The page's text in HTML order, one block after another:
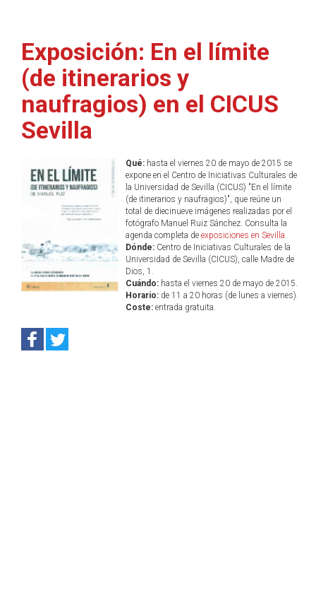
Exposición: En el límite
(de itinerarios y
naufragios) en el CICUS
Sevilla
Qué:hasta el viernes 20 de mayo de 2015 se
expone en el Centro de Iniciativas Culturales de
la Universidad de Sevilla (CICUS) "En el límite
(de itinerarios y naufragios)", que reúne un
total de diecinueve imágenes realizadas por el
fotógrafo Manuel Ruiz Sánchez. Consulta la
agenda completa de exposiciones en Sevilla.
Dónde:Centro de Iniciativas Culturales de la
Universidad de Sevilla (CICUS), calle Madre de
Dios, 1.
Cuándo:hasta el viernes 20 de mayo de 2015.
Horario:de 11 a 20 horas (de lunes a viernes).
Coste:entrada gratuita.